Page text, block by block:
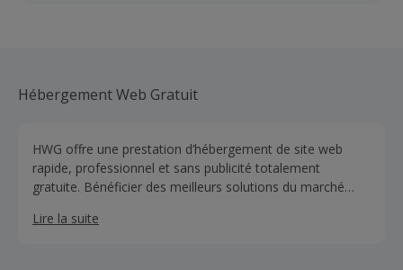
Hébergement Web Gratuit
HWG offre une prestation d’hébergement de site web
rapide, professionnel et sans publicité totalement
gratuite. Bénéficier des meilleurs solutions du marché
en France, Panneau de contrôle CPanel.
Lire la suite